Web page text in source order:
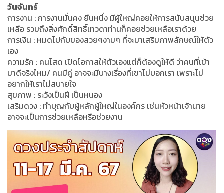
วันจันทร์
การงาน : การงานมั่นคง ยืนหนึ่ง มีผู้ใหญ่คอยให้การสนับสนุนช่วย
เหลือ รวมถึงสิ่งศักดิ์สิทธิ์เทวดาท่านก็คอยช่วยเหลือเราด้วย
การเงิน : หมดไปกับของสวยๆงามๆ ที่จะมาเสริมภาพลักษณ์ให้ตัว
เอง
ความรัก : คนโสด เปิดโอกาสให้ตัวเองแต่ก็ต้องดูให้ดี ว่าคนที่เข้า
มาดีจริงไหม/ คนมีคู่ อาจจะมีบางเรื่องที่เขาไม่บอกเรา เพราะไม่
อยากให้เราไม่สบายใจ
สุขภาพ : ระวังเป็นฝี เป็นหนอง
เสริมดวง : ทำบุญกับผู้หลักผู้ใหญ่ในองค์กร เช่นหัวหน้าเจ้านาย
อาจจะเป็นการช่วยเหลือหรือช่วยงาน